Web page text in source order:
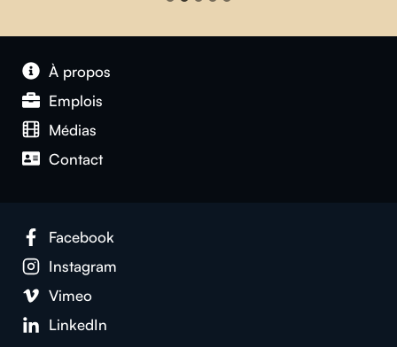
À propos
Emplois
Médias
Contact
Facebook
Instagram
Vimeo
LinkedIn